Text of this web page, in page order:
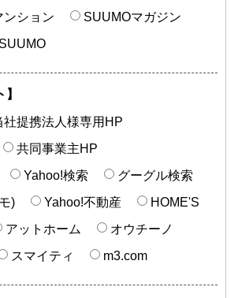
ンション
SUUMOマガジン
社提携法人様専用HP
共同事業主HP
Yahoo!検索
グーグル検索
)
Yahoo!不動産
HOME'S
アットホーム
オウチーノ
スマイティ m3.com